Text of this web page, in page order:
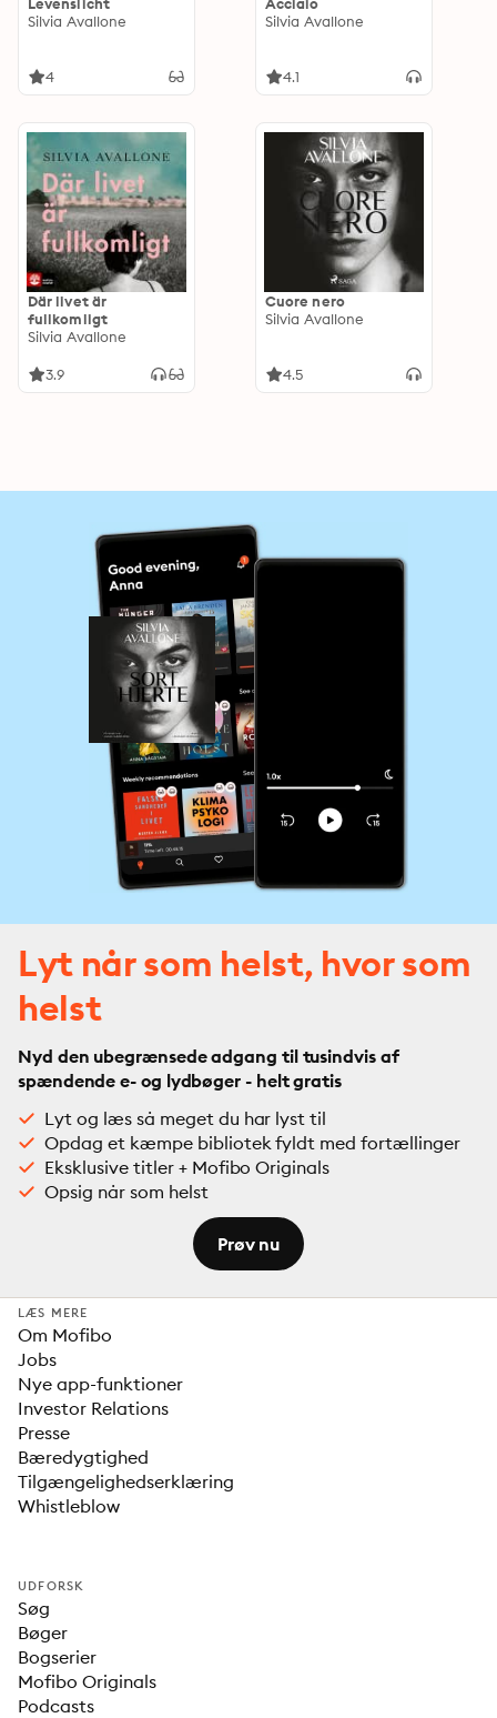
Silvia Avallone
4
Silvia Avallone
4.1
Där livet är
fullkomligt
Silvia Avallone
3.9
Cuore nero
Silvia Avallone
4.5
Lyt når som helst, hvor som
helst
Nyd den ubegrænsede adgang til tusindvis af
spændende e- og lydbøger - helt gratis
Lyt og læs så meget du har lyst til
Opdag et kæmpe bibliotek fyldt med fortællinger
Eksklusive titler + Mofibo Originals
Opsig når som helst
Prøv nu
LÆS MERE
Om Mofibo
Jobs
Nye app-funktioner
Investor Relations
Presse
Bæredygtighed
Tilgængelighedserklæring
Whistleblow
UDFORSK
Søg
Bøger
Bogserier
Mofibo Originals
Podcasts